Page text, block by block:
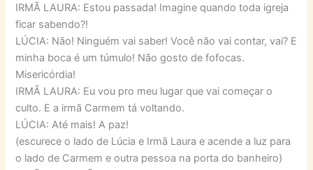
IRMÃ LAURA: Estou passada! Imagine quando toda igreja
ficar sabendo?!
LÚCIA: Não! Ninguém vai saber! Você não vai contar, vai? E
minha boca é um túmulo! Não gosto de fofocas.
Misericórdia!
IRMÃ LAURA: Eu vou pro meu lugar que vai começar o
culto. E a irmã Carmem tá voltando.
LÚCIA: Até mais! A paz!
(escurece o lado de Lúcia e Irmã Laura e acende a luz para
o lado de Carmem e outra pessoa na porta do banheiro)